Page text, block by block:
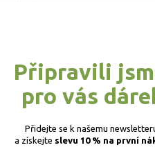
Připravili
pro vás
Přidejte se k našemu
a získejte slevu 10 % na první